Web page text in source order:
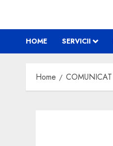
HOME SERVICII
Home COMUNICAT